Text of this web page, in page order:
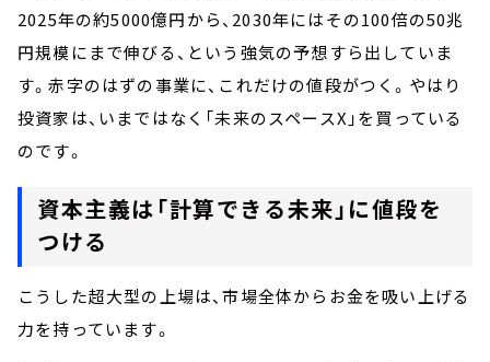
2025年の約5000億円から、2030年にはその100倍の50兆
円規模にまで伸びる、という強気の予想すら出していま
す。赤字のはずの事業に、これだけの値段がつく。やはり
投資家は、いまではなく「未来のスペースX」を買っている
のです。
資本主義は「計算できる未来」に値段を
つける
こうした超大型の上場は、市場全体からお金を吸い上げる
力を持っています。